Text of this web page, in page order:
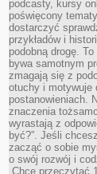
podcasty, kursy
poświęcony
dostarczyć
przykładów i
podobną drogę.
bywa samotnym
zmagają się z
otuchy i motywuje
postanowieniach.
znaczenia
wyrastają z
być?”. Jeśli
zacząć o sobie
o swój rozwój i
„Chcę przeczytać